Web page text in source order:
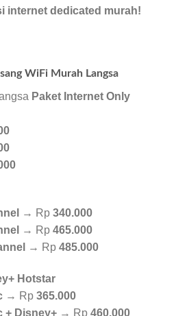
internet dedicated murah!
WiFi Murah Langsa
Paket Internet Only
→ Rp 340.000
→ Rp 465.000
→ Rp 485.000
Hotstar
→ Rp 365.000
+ Disney+ → Rp 460.000